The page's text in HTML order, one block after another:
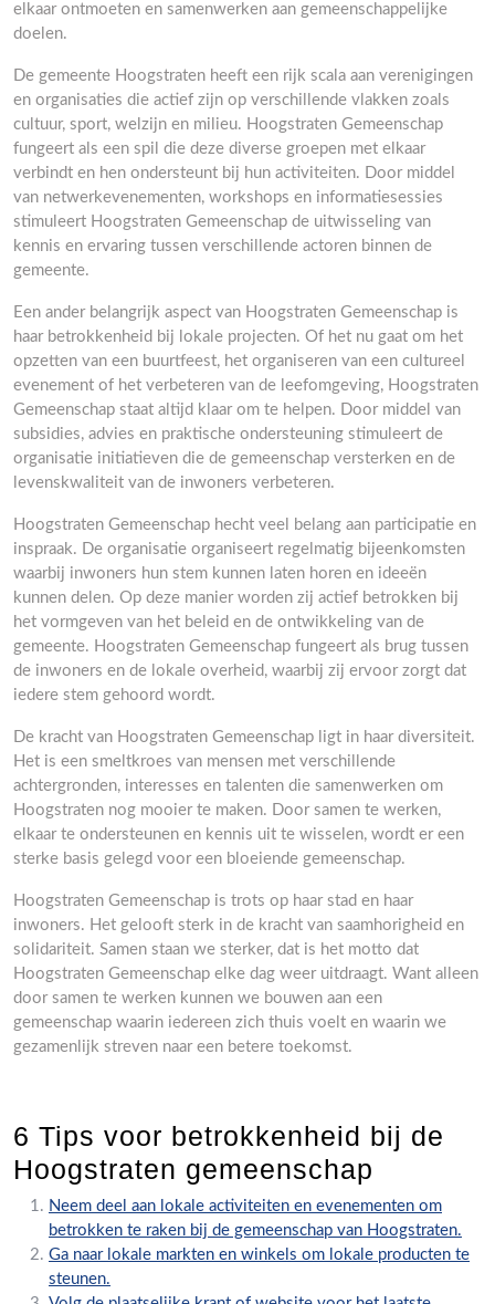
elkaar ontmoeten en samenwerken aan gemeenschappelijke
doelen.
De gemeente Hoogstraten heeft een rijk scala aan verenigingen
en organisaties die actief zijn op verschillende vlakken zoals
cultuur, sport, welzijn en milieu. Hoogstraten Gemeenschap
fungeert als een spil die deze diverse groepen met elkaar
verbindt en hen ondersteunt bij hun activiteiten. Door middel
van netwerkevenementen, workshops en informatiesessies
stimuleert Hoogstraten Gemeenschap de uitwisseling van
kennis en ervaring tussen verschillende actoren binnen de
gemeente.
Een ander belangrijk aspect van Hoogstraten Gemeenschap is
haar betrokkenheid bij lokale projecten. Of het nu gaat om het
opzetten van een buurtfeest, het organiseren van een cultureel
evenement of het verbeteren van de leefomgeving, Hoogstraten
Gemeenschap staat altijd klaar om te helpen. Door middel van
subsidies, advies en praktische ondersteuning stimuleert de
organisatie initiatieven die de gemeenschap versterken en de
levenskwaliteit van de inwoners verbeteren.
Hoogstraten Gemeenschap hecht veel belang aan participatie en
inspraak. De organisatie organiseert regelmatig bijeenkomsten
waarbij inwoners hun stem kunnen laten horen en ideeën
kunnen delen. Op deze manier worden zij actief betrokken bij
het vormgeven van het beleid en de ontwikkeling van de
gemeente. Hoogstraten Gemeenschap fungeert als brug tussen
de inwoners en de lokale overheid, waarbij zij ervoor zorgt dat
iedere stem gehoord wordt.
De kracht van Hoogstraten Gemeenschap ligt in haar diversiteit.
Het is een smeltkroes van mensen met verschillende
achtergronden, interesses en talenten die samenwerken om
Hoogstraten nog mooier te maken. Door samen te werken,
elkaar te ondersteunen en kennis uit te wisselen, wordt er een
sterke basis gelegd voor een bloeiende gemeenschap.
Hoogstraten Gemeenschap is trots op haar stad en haar
inwoners. Het gelooft sterk in de kracht van saamhorigheid en
solidariteit. Samen staan we sterker, dat is het motto dat
Hoogstraten Gemeenschap elke dag weer uitdraagt. Want alleen
door samen te werken kunnen we bouwen aan een
gemeenschap waarin iedereen zich thuis voelt en waarin we
gezamenlijk streven naar een betere toekomst.
6 Tips voor betrokkenheid bij de
Hoogstraten gemeenschap
Neem deel aan lokale activiteiten en evenementen om
betrokken te raken bij de gemeenschap van Hoogstraten.
Ga naar lokale markten en winkels om lokale producten te
steunen.